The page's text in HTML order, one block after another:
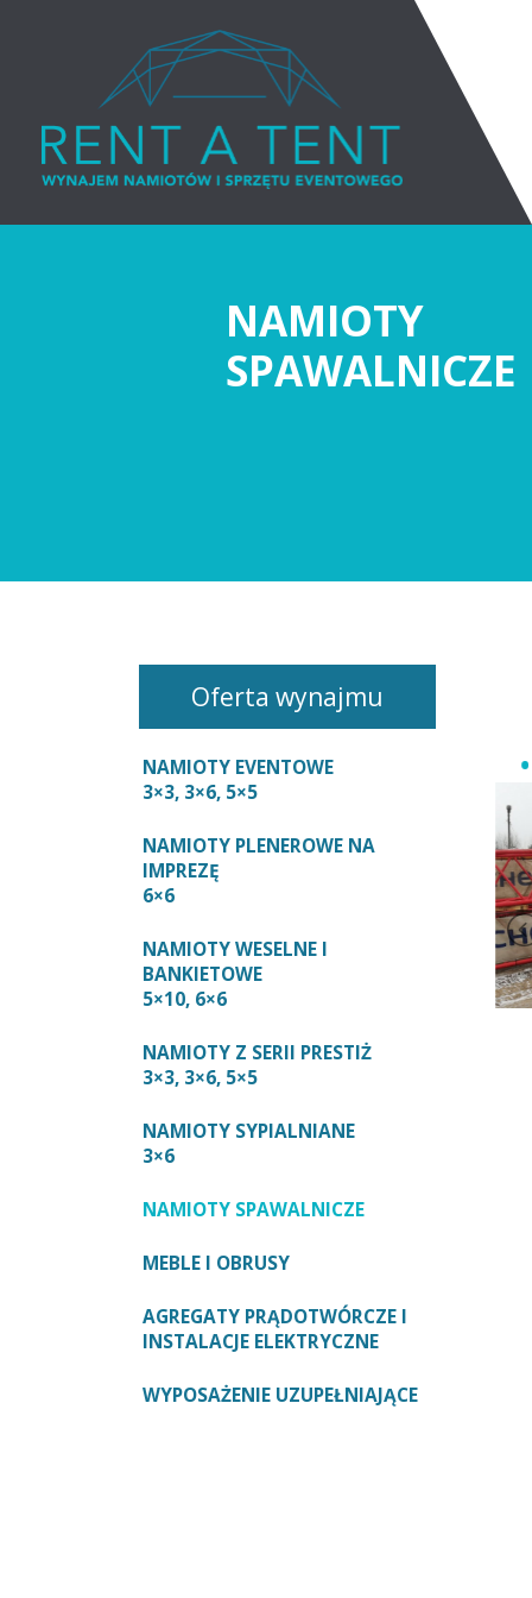
NAMIOTY
SPAWALNICZE
Oferta wynajmu
NAMIOTY EVENTOWE
3×3, 3×6, 5×5
NAMIOTY PLENEROWE NA
IMPREZĘ
6×6
NAMIOTY WESELNE I
BANKIETOWE
5×10, 6×6
NAMIOTY Z SERII PRESTIŻ
3×3, 3×6, 5×5
NAMIOTY SYPIALNIANE
3×6
NAMIOTY SPAWALNICZE
MEBLE I OBRUSY
AGREGATY PRĄDOTWÓRCZE I
INSTALACJE ELEKTRYCZNE
WYPOSAŻENIE UZUPEŁNIAJĄCE